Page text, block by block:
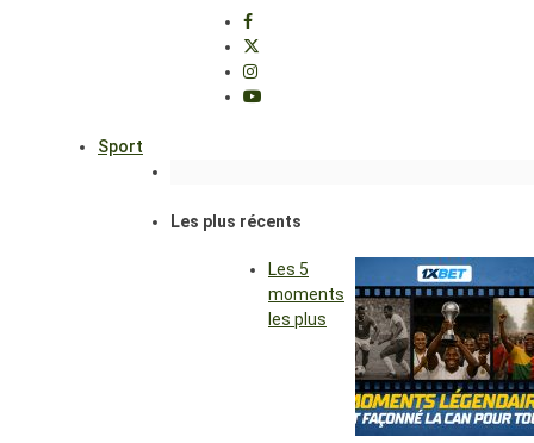
Sport
Les plus récents
Les 5
moments
les plus